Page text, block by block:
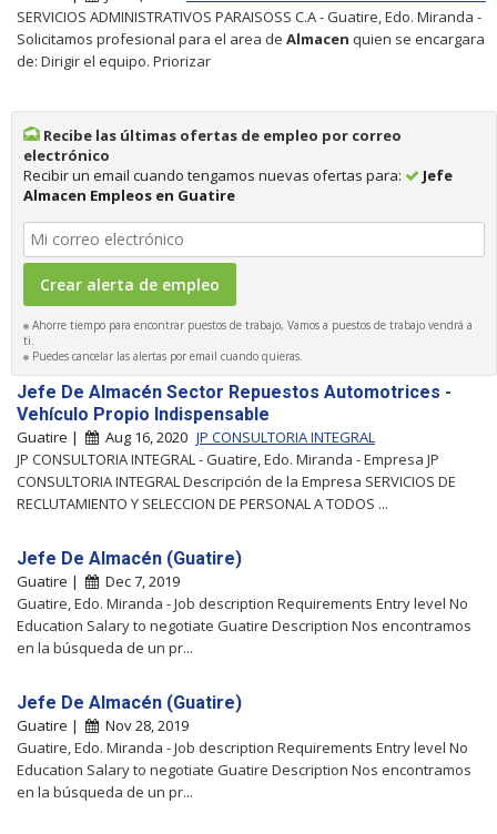
SERVICIOS ADMINISTRATIVOS PARAISOSS C.A - Guatire, Edo. Miranda -
Solicitamos profesional para el area de Almacen quien se encargara
de: Dirigir el equipo. Priorizar
Recibe las últimas ofertas de empleo por correo
electrónico
Recibir un email cuando tengamos nuevas ofertas para:
Jefe
Almacen Empleos en Guatire
Ahorre tiempo para encontrar puestos de trabajo, Vamos a puestos de trabajo vendrá a
ti.
Puedes cancelar las alertas por email cuando quieras.
Jefe De Almacén Sector Repuestos Automotrices -
Vehículo Propio Indispensable
Guatire | Aug 16, 2020 JP CONSULTORIA INTEGRAL
JP CONSULTORIA INTEGRAL - Guatire, Edo. Miranda - Empresa JP
CONSULTORIA INTEGRAL Descripción de la Empresa SERVICIOS DE
RECLUTAMIENTO Y SELECCION DE PERSONAL A TODOS ...
Jefe De Almacén (Guatire)
Guatire |
Dec 7, 2019
Guatire, Edo. Miranda - Job description Requirements Entry level No
Education Salary to negotiate Guatire Description Nos encontramos
en la búsqueda de un pr...
Jefe De Almacén (Guatire)
Guatire |
Nov 28, 2019
Guatire, Edo. Miranda - Job description Requirements Entry level No
Education Salary to negotiate Guatire Description Nos encontramos
en la búsqueda de un pr...